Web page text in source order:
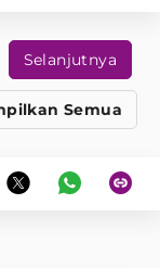
Selanjutnya
Semua